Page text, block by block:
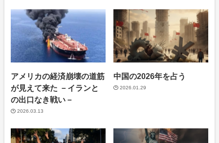
アメリカの経済崩壊の道筋
が見えて来た －イランと
の出口なき戦い－
2026.03.13
中国の2026年を占う
2026.01.29